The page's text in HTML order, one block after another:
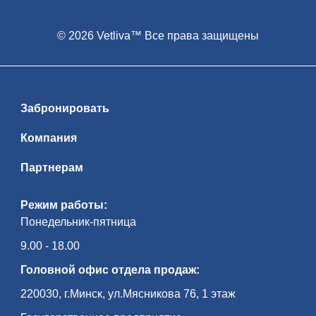
Режим работы:
Понедельник-пятница
9.00 - 18.00
Головной офис отдела продаж:
220030, г.Минск, ул.Мясникова 76, 1 этаж
Забронировать
Компания
Партнерам
© 2026 Vetliva™ Все права защищены